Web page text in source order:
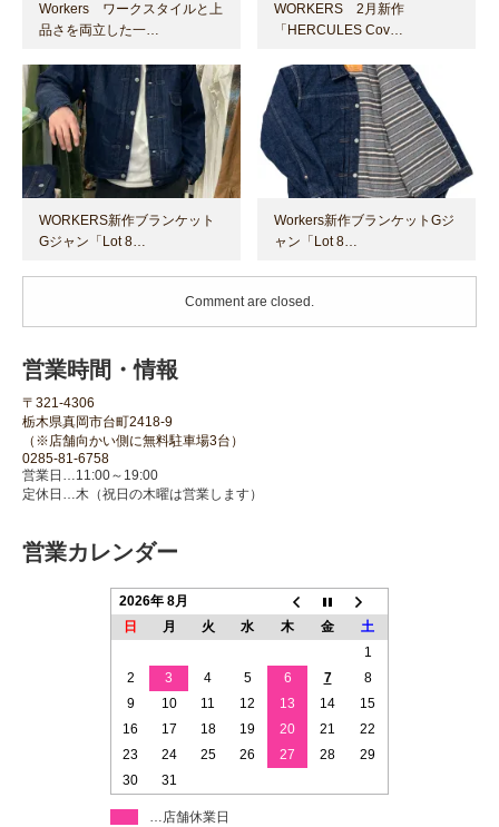
Workers ワークスタイルと上
品さを両立した一…
WORKERS 2月新作
「HERCULES Cov…
WORKERS新作ブランケット
Gジャン「Lot 8…
Workers新作ブランケットGジ
ャン「Lot 8…
Comment are closed.
営業時間・情報
〒321-4306
栃木県真岡市台町2418-9
（※店舗向かい側に無料駐車場3台）
0285-81-6758
営業日…11:00～19:00
定休日…木（祝日の木曜は営業します）
営業カレンダー
2026年 8月
日
月 火 水 木 金
土
1
2
3 4 5 6 7
8
9
10 11 12 13 14
15
16
17 18 19 20 21
22
23
24 25 26 27 28
29
30
31
…店舗休業日